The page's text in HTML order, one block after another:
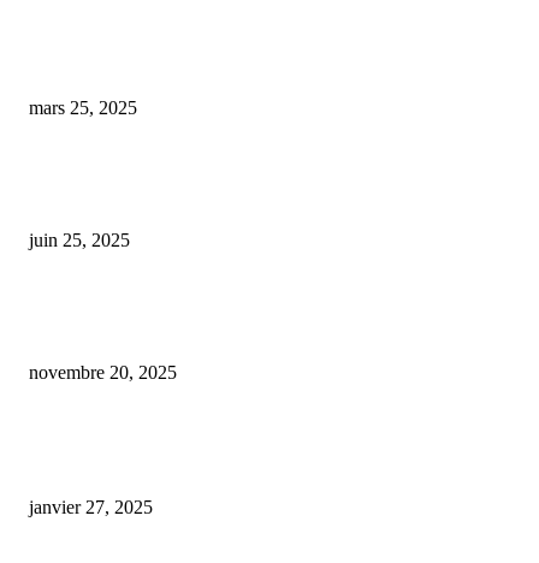
mars 25, 2025
juin 25, 2025
novembre 20, 2025
janvier 27, 2025